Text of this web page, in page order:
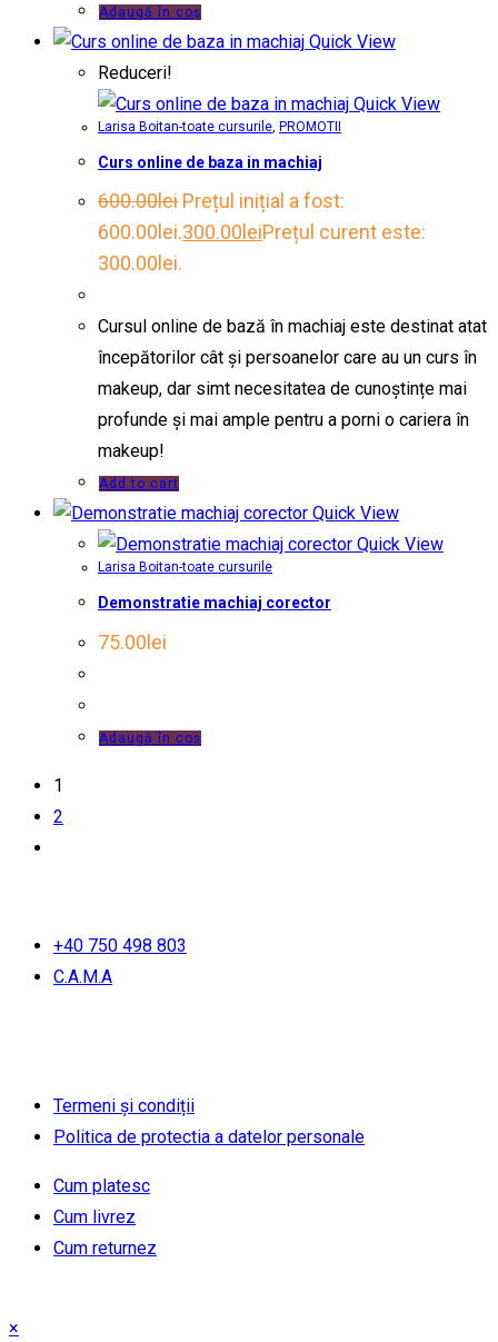
Adaugă în coș
Quick View
Reduceri!
Quick View
Larisa Boitan-toate cursurile, PROMOTII
Curs online de baza in machiaj
600.00lei Prețul inițial a fost:
600.00lei.300.00 leiPrețul curent este:
300.00lei.
Cursul online de bază în machiaj este destinat atat
începătorilor cât și persoanelor care au un curs în
makeup, dar simt necesitatea de cunoștințe mai
profunde și mai ample pentru a porni o cariera în
makeup!
Add to cart
Quick View
Quick View
Larisa Boitan-toate cursurile
Demonstratie machiaj corector
75.00lei
Adaugă în coș
1
2
+40 750 498 803
C.A.M.A
Termeni și condiții
Politica de protectia a datelor personale
Cum platesc
Cum livrez
Cum returnez
×